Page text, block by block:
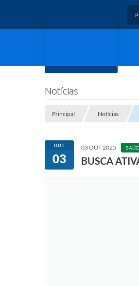
Notícias
Principal Notícias
OUT
03
03 OUT 2025
BUSCA